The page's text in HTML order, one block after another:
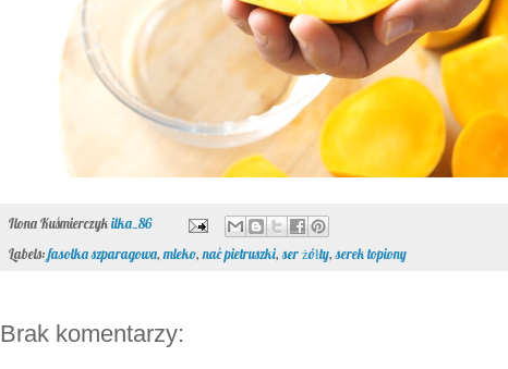
Ilona Kuśmierczykilka_86
Labels:fasolka szparagowa,mleko,nać pietruszki,ser żółty,serek topiony
Brak komentarzy: